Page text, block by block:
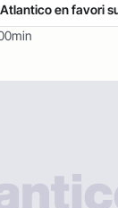
en favori